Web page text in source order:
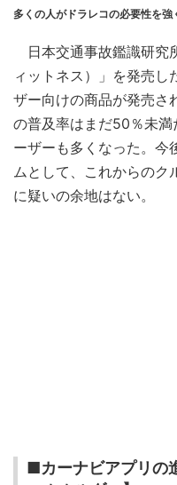
多くの人がドラレコの必要性を強
日本交通事故鑑識研究
ィットネス）」を発売
ザー向けの商品が発売さ
の普及率はまだ50％未
ーザーも多くなった。今
ムとして、これからのク
に疑いの余地はない。
■カーナビアプリの